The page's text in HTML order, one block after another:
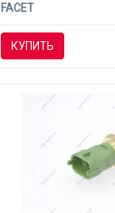
FACET
КУПИТЬ